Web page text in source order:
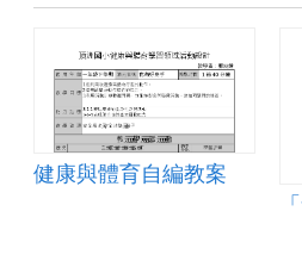
健康與體育自編教案